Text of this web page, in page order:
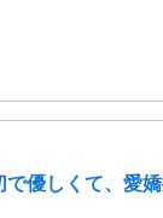
優しくて、愛